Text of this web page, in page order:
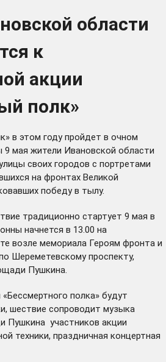
области
к
акции
полк»
в этом году пройдет в очном
мая жители Ивановской области
своих городов с портретами
на фронтах Великой
победу в тылу.
традиционно стартует 9 мая в
начнется в 13.00 на
возле мемориала Героям фронта и
Шереметевскому проспекту,
Пушкина.
полка» будут
шествие сопроводит музыка
Пушкина участников акции
техники, праздничная концертная